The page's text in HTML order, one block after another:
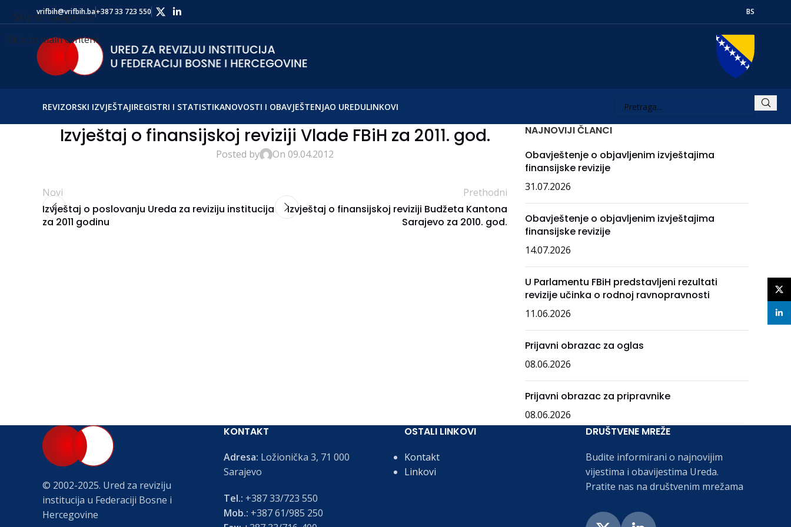
Skip to navigation
Skip to main content
vrifbih@vrifbih.ba+387 33 723 550 BS
REVIZORSKI IZVJEŠTAJIREGISTRI I STATISTIKANOVOSTI I OBAVJEŠTENJAO UREDULINKOVI
Izvještaj o finansijskoj reviziji Vlade FBiH za 2011. god.
Posted by On 09.04.2012
Novi
Izvještaj o poslovanju Ureda za reviziju institucija
za 2011 godinu
Prethodni
Izvještaj o finansijskoj reviziji Budžeta Kantona
Sarajevo za 2010. god.
NAJNOVIJI ČLANCI
Obavještenje o objavljenim izvještajima
finansijske revizije
31.07.2026
Obavještenje o objavljenim izvještajima
finansijske revizije
14.07.2026
U Parlamentu FBiH predstavljeni rezultati
revizije učinka o rodnoj ravnopravnosti
11.06.2026
Prijavni obrazac za oglas
08.06.2026
Prijavni obrazac za pripravnike
08.06.2026
© 2002-2025. Ured za reviziju
institucija u Federaciji Bosne i
Hercegovine
KONTAKT
Adresa: Ložionička 3, 71 000
Sarajevo
Tel.: +387 33/723 550
Mob.: +387 61/985 250
OSTALI LINKOVI
Kontakt
Linkovi
DRUŠTVENE MREŽE
Budite informirani o najnovijim
vijestima i obavijestima Ureda.
Pratite nas na društvenim mrežama